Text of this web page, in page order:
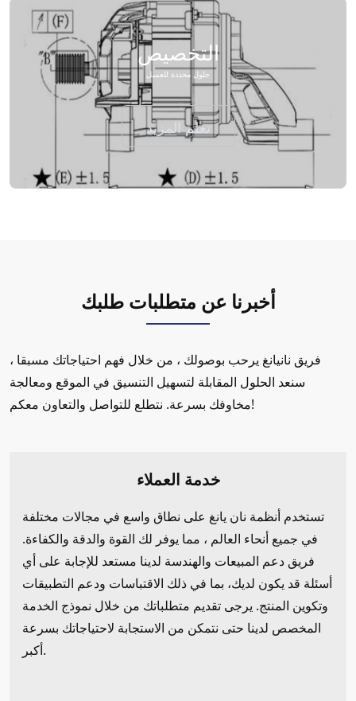
التخصيص
حلول محددة للعميل
تعلم المزيد
أخبرنا عن متطلبات طلبك
فريق نانيانغ يرحب بوصولك ، من خلال فهم احتياجاتك مسبقا ،
سنعد الحلول المقابلة لتسهيل التنسيق في الموقع ومعالجة
مخاوفك بسرعة. نتطلع للتواصل والتعاون معكم!
خدمة العملاء
تستخدم أنظمة نان يانغ على نطاق واسع في مجالات مختلفة
في جميع أنحاء العالم ، مما يوفر لك القوة والدقة والكفاءة.
فريق دعم المبيعات والهندسة لدينا مستعد للإجابة على أي
أسئلة قد يكون لديك، بما في ذلك الاقتباسات ودعم التطبيقات
وتكوين المنتج. يرجى تقديم متطلباتك من خلال نموذج الخدمة
المخصص لدينا حتى نتمكن من الاستجابة لاحتياجاتك بسرعة
أكبر.